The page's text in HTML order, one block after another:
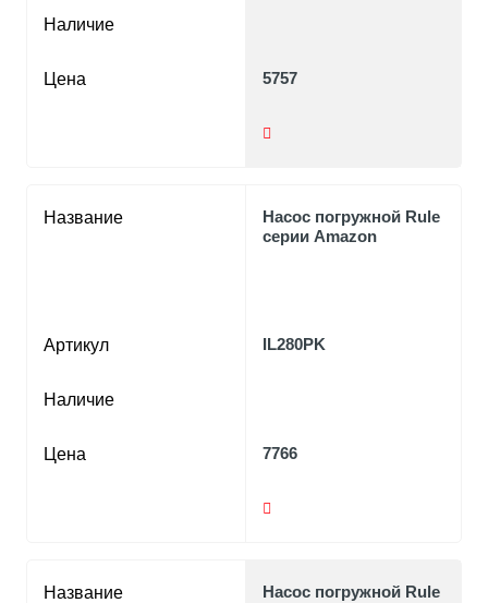
Наличие
Цена 5757
Название
Артикул
Наличие
Цена
Насос погружной Rule
серии Amazon
IL280PK
7766
Название
Насос погружной Rule